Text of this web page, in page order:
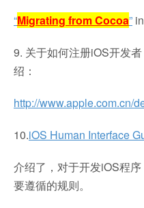
“Migrating from Cocoa” in
9. 关于如何注册iOS开发
绍：
http://www.apple.com.cn/
10.iOS Human Interface
介绍了，对于开发iOS程
要遵循的规则。